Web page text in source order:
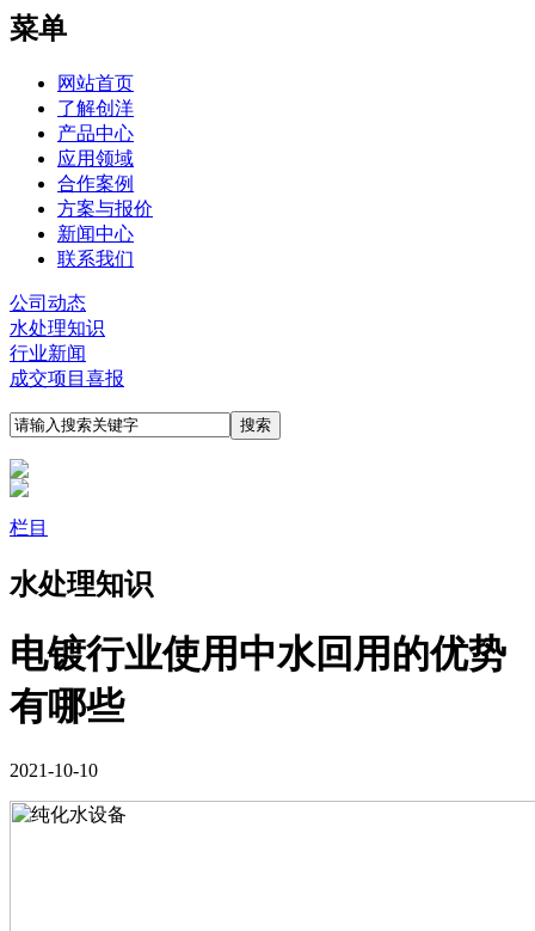
菜单
网站首页
了解创洋
产品中心
应用领域
合作案例
方案与报价
新闻中心
联系我们
公司动态
水处理知识
行业新闻
成交项目喜报
栏目
水处理知识
电镀行业使用中水回用的优势
有哪些
2021-10-10